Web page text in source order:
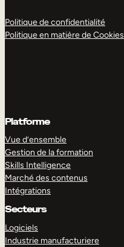
Politique de confidentialité
Politique en matière de Cookies
Platforme
Vue d’ensemble
Gestion de la formation
Skills Intelligence
Marché des contenus
Intégrations
Secteurs
Logiciels
Industrie manufacturiere